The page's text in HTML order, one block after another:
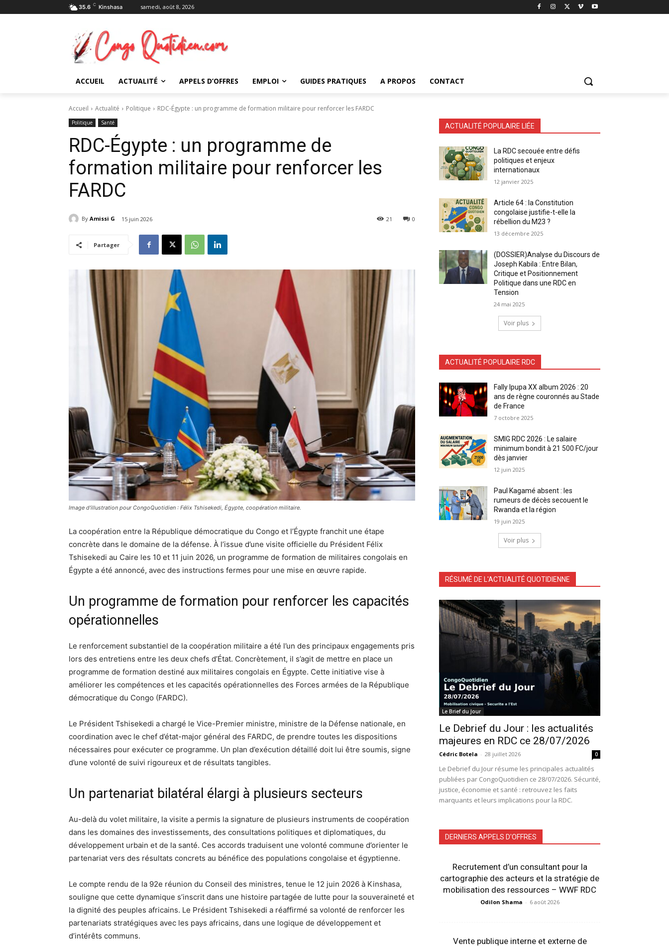
35.6 C Kinshasa samedi, août 8, 2026
ACCUEIL ACTUALITÉ APPELS D’OFFRES EMPLOI GUIDES PRATIQUES A PROPOS CONTACT
Accueil Actualité Politique RDC-Égypte : un programme de formation militaire pour renforcer les FARDC
Politique Santé
RDC-Égypte : un programme de
formation militaire pour renforcer les
FARDC
By Amissi G 15 juin 2026 0
21
Partager
Image d'illustration pour CongoQuotidien : Félix Tshisekedi, Égypte, coopération militaire.
La coopération entre la République démocratique du Congo et l’Égypte franchit une étape
concrète dans le domaine de la défense. À l’issue d’une visite officielle du Président Félix
Tshisekedi au Caire les 10 et 11 juin 2026, un programme de formation de militaires congolais en
Égypte a été annoncé, avec des instructions fermes pour une mise en œuvre rapide.
Un programme de formation pour renforcer les capacités
opérationnelles
Le renforcement substantiel de la coopération militaire a été l’un des principaux engagements pris
lors des entretiens entre les deux chefs d’État. Concrètement, il s’agit de mettre en place un
programme de formation destiné aux militaires congolais en Égypte. Cette initiative vise à
améliorer les compétences et les capacités opérationnelles des Forces armées de la République
démocratique du Congo (FARDC).
Le Président Tshisekedi a chargé le Vice-Premier ministre, ministre de la Défense nationale, en
coordination avec le chef d’état-major général des FARDC, de prendre toutes les dispositions
nécessaires pour exécuter ce programme. Un plan d’exécution détaillé doit lui être soumis, signe
d’une volonté de suivi rigoureux et de résultats tangibles.
Un partenariat bilatéral élargi à plusieurs secteurs
Au-delà du volet militaire, la visite a permis la signature de plusieurs instruments de coopération
dans les domaines des investissements, des consultations politiques et diplomatiques, du
développement urbain et de la santé. Ces accords traduisent une volonté commune d’orienter le
partenariat vers des résultats concrets au bénéfice des populations congolaise et égyptienne.
Le compte rendu de la 92e réunion du Conseil des ministres, tenue le 12 juin 2026 à Kinshasa,
souligne que cette dynamique s’inscrit dans une histoire partagée de lutte pour la souveraineté et
la dignité des peuples africains. Le Président Tshisekedi a réaffirmé sa volonté de renforcer les
partenariats stratégiques avec les pays africains, dans une logique de développement et
d’intérêts communs.
ACTUALITÉ POPULAIRE LIÉE
La RDC secouée entre défis
politiques et enjeux
internationaux
12 janvier 2025
Article 64 : la Constitution
congolaise justifie-t-elle la
rébellion du M23 ?
13 décembre 2025
(DOSSIER)Analyse du Discours de
Joseph Kabila : Entre Bilan,
Critique et Positionnement
Politique dans une RDC en
Tension
24 mai 2025
Voir plus
ACTUALITÉ POPULAIRE RDC
Fally Ipupa XX album 2026 : 20
ans de règne couronnés au Stade
de France
7 octobre 2025
SMIG RDC 2026 : Le salaire
minimum bondit à 21 500 FC/jour
dès janvier
12 juin 2025
Paul Kagamé absent : les
rumeurs de décès secouent le
Rwanda et la région
19 juin 2025
Voir plus
RÉSUMÉ DE L'ACTUALITÉ QUOTIDIENNE
Le Brief du Jour
Le Debrief du Jour : les actualités
majeures en RDC ce 28/07/2026
Cédric Botela - 28 juillet 2026 0
Le Debrief du Jour résume les principales actualités
publiées par CongoQuotidien ce 28/07/2026. Sécurité,
justice, économie et santé : retrouvez les faits
marquants et leurs implications pour la RDC.
DERNIERS APPELS D'OFFRES
Recrutement d’un consultant pour la
cartographie des acteurs et la stratégie de
mobilisation des ressources – WWF RDC
Odilon Shama - 6 août 2026
Vente publique interne et externe de